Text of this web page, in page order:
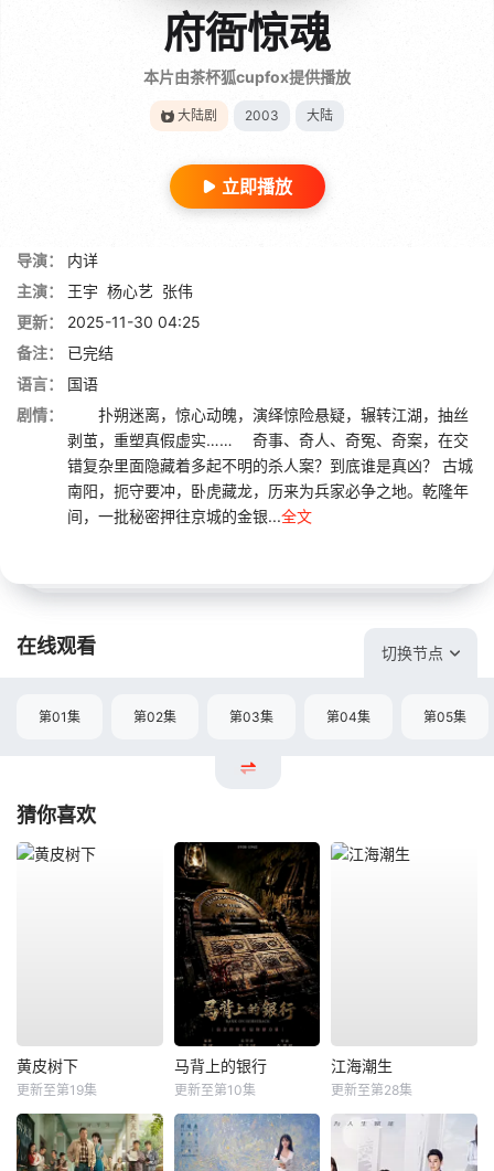
府衙惊魂
本片由茶杯狐cupfox提供播放
大陆剧 2003 大陆
立即播放
导演：
内详
主演：
王宇 杨心艺 张伟
更新：
2025-11-30 04:25
备注：
已完结
语言：
国语
剧情：
扑朔迷离，惊心动魄，演绎惊险悬疑，辗转江湖，抽丝
剥茧，重塑真假虚实…… 奇事、奇人、奇冤、奇案，在交
错复杂里面隐藏着多起不明的杀人案？到底谁是真凶？ 古城
南阳，扼守要冲，卧虎藏龙，历来为兵家必争之地。乾隆年
间，一批秘密押往京城的金银...全文
在线观看 切换节点
第01集 第02集 第03集 第04集 第05集
猜你喜欢
黄皮树下
更新至第19集
马背上的银行
更新至第10集
江海潮生
更新至第28集